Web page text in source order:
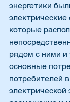
энергетики
которые
рядом с ними и
основные
потребителей
электрической